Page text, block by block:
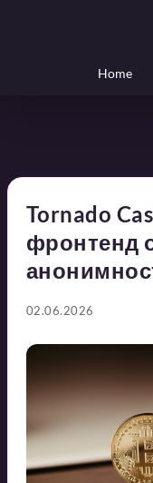
Home
Tornado
фронтенд
02.06.2026